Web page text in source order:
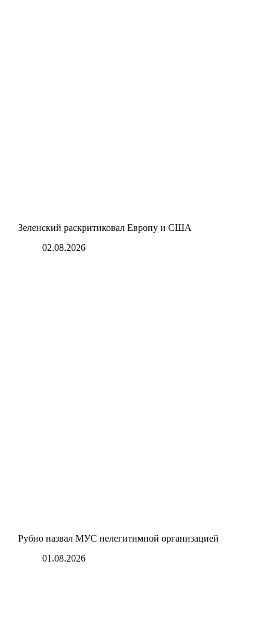
Зеленский раскритиковал Европу и США
02.08.2026
Рубио назвал МУС нелегитимной организацией
01.08.2026